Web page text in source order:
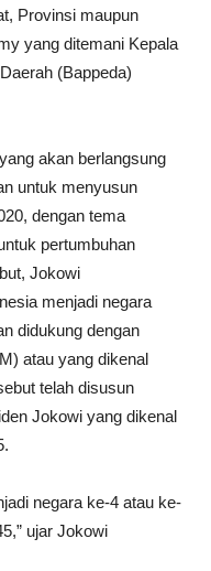
Provinsi maupun
yang ditemani Kepala
(Bappeda)
akan berlangsung
untuk menyusun
dengan tema
pertumbuhan
Jokowi
menjadi negara
didukung dengan
atau yang dikenal
telah disusun
Jokowi yang dikenal
negara ke-4 atau ke-
ujar Jokowi